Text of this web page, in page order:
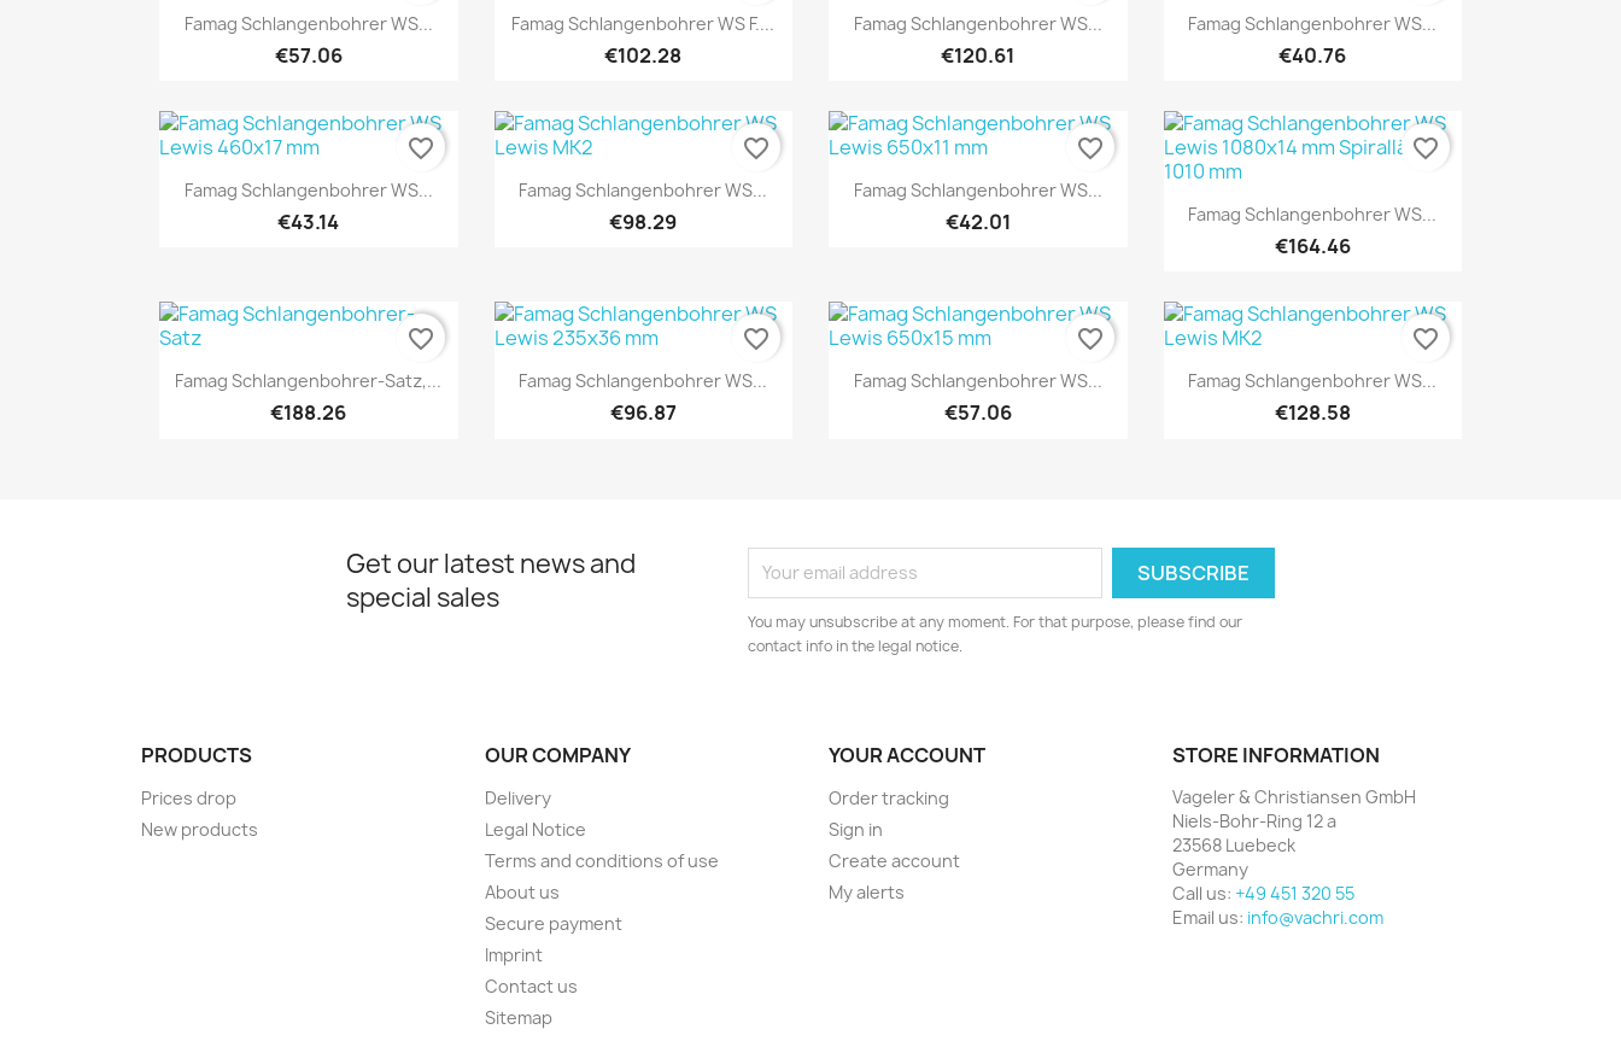
Quick view
Famag Schlangenbohrer WS...
€57.06
Quick view
Famag Schlangenbohrer WS F....
€102.28
Quick view
Famag Schlangenbohrer WS...
€120.61
Quick view
Famag Schlangenbohrer WS...
€40.76
Quick view
Famag Schlangenbohrer WS...
€43.14
favorite_border
Quick view
Famag Schlangenbohrer WS...
€98.29
favorite_border
Quick view
Famag Schlangenbohrer WS...
€42.01
favorite_border
Quick view
Famag Schlangenbohrer WS...
€164.46
favorite_border
Quick view
Famag Schlangenbohrer-Satz,...
€188.26
favorite_border
Quick view
Famag Schlangenbohrer WS...
€96.87
favorite_border
Quick view
Famag Schlangenbohrer WS...
€57.06
favorite_border
Quick view
Famag Schlangenbohrer WS...
€128.58
favorite_border
Get our latest news and
special sales
You may unsubscribe at any moment. For that purpose, please find our
contact info in the legal notice.
PRODUCTS
Prices drop
New products
OUR COMPANY
Delivery
Legal Notice
Terms and conditions of use
About us
Secure payment
Imprint
Contact us
Sitemap
YOUR ACCOUNT
Order tracking
Sign in
Create account
My alerts
STORE INFORMATION
Vageler & Christiansen GmbH
Niels-Bohr-Ring 12 a
23568 Luebeck
Germany
Call us: +49 451 320 55
Email us: info@vachri.com